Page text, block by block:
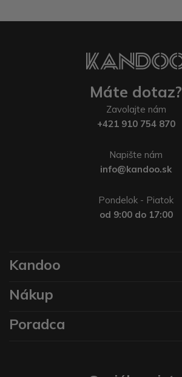
Máte dotaz?
Zavolajte nám
+421 910 754 870
Napište nám
info@kandoo.sk
Pondelok - Piatok
od 9:00 do 17:00
Kandoo
Nákup
Poradca